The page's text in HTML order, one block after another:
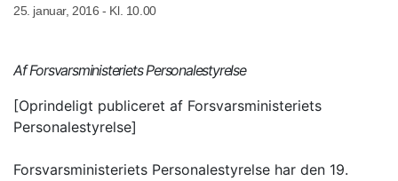
25. januar, 2016 - Kl. 10.00
Af Forsvarsministeriets Personalestyrelse
[Oprindeligt publiceret af Forsvarsministeriets
Personalestyrelse]
Forsvarsministeriets Personalestyrelse har den 19.